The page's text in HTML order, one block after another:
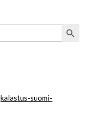
Search Button
kalastus-suomi-